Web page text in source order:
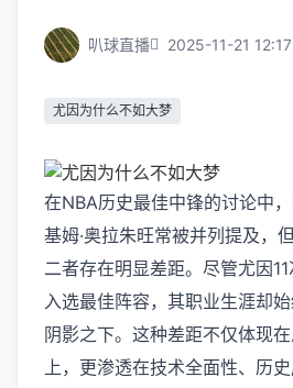
叭球直播 2025-11-21
尤因为什么不如大梦
在NBA历史最佳中锋的讨论中
基姆·奥拉朱旺常被并列提及，
二者存在明显差距。尽管尤因
入选最佳阵容，其职业生涯却
阴影之下。这种差距不仅体现
上，更渗透在技术全面性、历